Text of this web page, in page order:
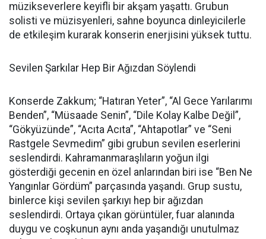
müzikseverlere keyifli bir akşam yaşattı. Grubun
solisti ve müzisyenleri, sahne boyunca dinleyicilerle
de etkileşim kurarak konserin enerjisini yüksek tuttu.
Sevilen Şarkılar Hep Bir Ağızdan Söylendi
Konserde Zakkum; “Hatıran Yeter”, “Al Gece Yarılarımı
Benden”, “Müsaade Senin”, “Dile Kolay Kalbe Değil”,
“Gökyüzünde”, “Acıta Acıta”, “Ahtapotlar” ve “Seni
Rastgele Sevmedim” gibi grubun sevilen eserlerini
seslendirdi. Kahramanmaraşlıların yoğun ilgi
gösterdiği gecenin en özel anlarından biri ise “Ben Ne
Yangınlar Gördüm” parçasında yaşandı. Grup sustu,
binlerce kişi sevilen şarkıyı hep bir ağızdan
seslendirdi. Ortaya çıkan görüntüler, fuar alanında
duygu ve coşkunun aynı anda yaşandığı unutulmaz